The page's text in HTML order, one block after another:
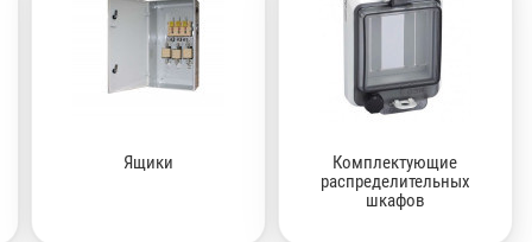
Ящики
Комплектующие
распределительных
шкафов